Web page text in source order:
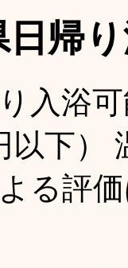
日帰
入浴
以下）
る評